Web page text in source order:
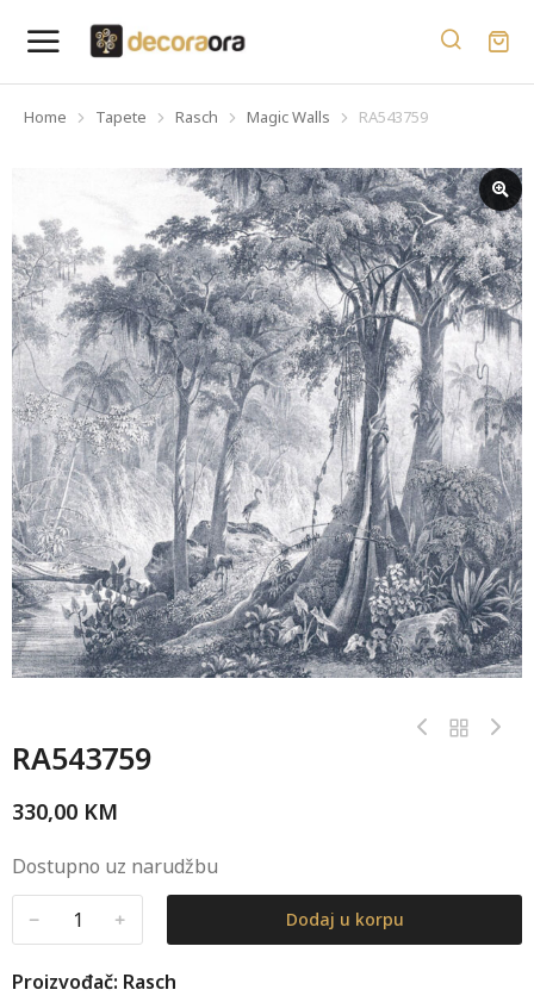
You are here:
Home Tapete Rasch Magic Walls RA543759
RA543759
330,00 KM
Dostupno uz narudžbu
﹣ ﹢ Dodaj u korpu
Proizvođač: Rasch